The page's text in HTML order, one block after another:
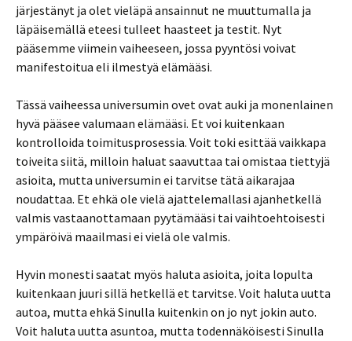
järjestänyt ja olet vieläpä ansainnut ne muuttumalla ja
läpäisemällä eteesi tulleet haasteet ja testit. Nyt
pääsemme viimein vaiheeseen, jossa pyyntösi voivat
manifestoitua eli ilmestyä elämääsi.
Tässä vaiheessa universumin ovet ovat auki ja monenlainen
hyvä pääsee valumaan elämääsi. Et voi kuitenkaan
kontrolloida toimitusprosessia. Voit toki esittää vaikkapa
toiveita siitä, milloin haluat saavuttaa tai omistaa tiettyjä
asioita, mutta universumin ei tarvitse tätä aikarajaa
noudattaa. Et ehkä ole vielä ajattelemallasi ajanhetkellä
valmis vastaanottamaan pyytämääsi tai vaihtoehtoisesti
ympäröivä maailmasi ei vielä ole valmis.
Hyvin monesti saatat myös haluta asioita, joita lopulta
kuitenkaan juuri sillä hetkellä et tarvitse. Voit haluta uutta
autoa, mutta ehkä Sinulla kuitenkin on jo nyt jokin auto.
Voit haluta uutta asuntoa, mutta todennäköisesti Sinulla